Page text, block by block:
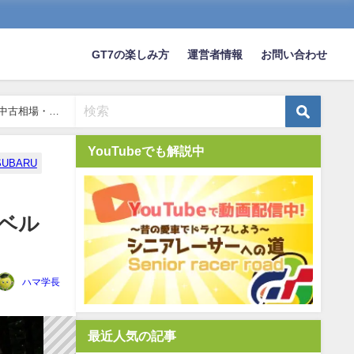
GT7の楽しみ方 運営者情報 お問い合わせ
古相場・
ル
ハマ学長
YouTubeでも解説中
最近人気の記事